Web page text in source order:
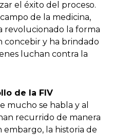
el éxito del proceso.
de la medicina,
revolucionado la forma
concebir y ha brindado
luchan contra la
de la FIV
mucho se habla y al
recurrido de manera
embargo, la historia de